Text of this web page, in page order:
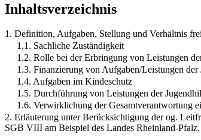
Inhaltsverzeichnis
1. Definition, Aufgaben, Stellung und Verhältnis
1.1. Sachliche Zuständigkeit
1.2. Rolle bei der Erbringung von Leistungen
1.3. Finanzierung von Aufgaben/Leistungen der
1.4. Aufgaben im Kindeschutz
1.5. Durchführung von Leistungen der
1.6. Verwirklichung der Gesamtverantwortung
2. Erläuterung unter Berücksichtigung der og.
SGB VIII am Beispiel des Landes Rheinland-Pfalz.